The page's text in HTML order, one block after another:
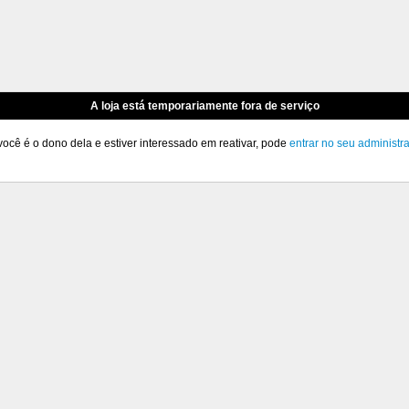
A loja está temporariamente fora de serviço
é o dono dela e estiver interessado em reativar, pode entrar no seu